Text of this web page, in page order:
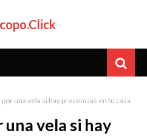
una vela si hay presencias en tu casa
vela si hay